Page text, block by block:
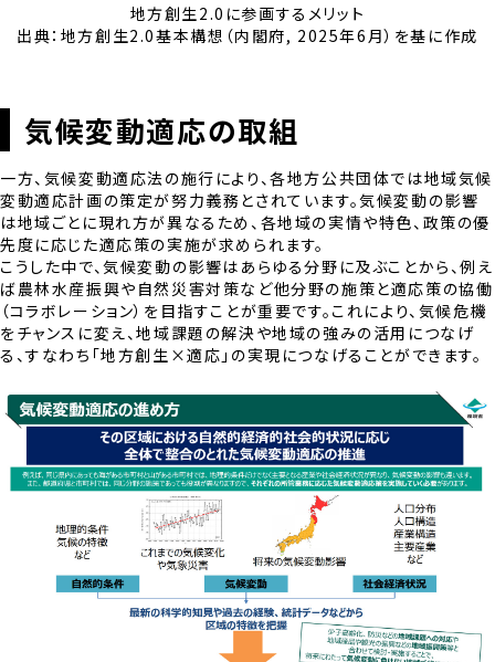
地方創生2.0に参画するメリット
出典：地方創生2.0基本構想（内閣府, 2025年6月）を基に作成
気候変動適応の取組
一方、気候変動適応法の施行により、各地方公共団体では地域気候
変動適応計画の策定が努力義務とされています。気候変動の影響
は地域ごとに現れ方が異なるため、各地域の実情や特色、政策の優
先度に応じた適応策の実施が求められます。
こうした中で、気候変動の影響はあらゆる分野に及ぶことから、例え
ば農林水産振興や自然災害対策など他分野の施策と適応策の協働
（コラボレーション）を目指すことが重要です。これにより、気候危機
をチャンスに変え、地域課題の解決や地域の強みの活用につなげ
る、すなわち「地方創生×適応」の実現につなげることができます。